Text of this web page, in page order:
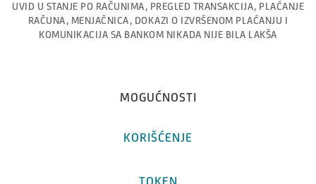
UVID U STANJE PO RAČUNIMA, PREGLED TRANSAKCIJA, PLAĆANJE
RAČUNA, MENJAČNICA, DOKAZI O IZVRŠENOM PLAĆANJU I
KOMUNIKACIJA SA BANKOM NIKADA NIJE BILA LAKŠA
MOGUĆNOSTI
KORIŠĆENJE